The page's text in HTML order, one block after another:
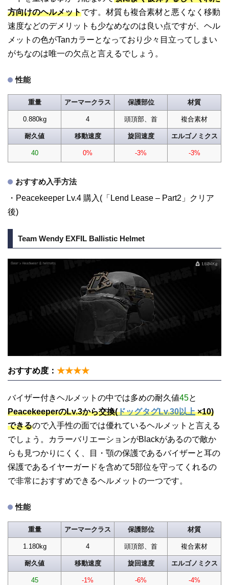
方向けのヘルメットです。材質も複合素材と悪くなく移動
速度などのデメリットも少なめなのは良い点ですが、ヘル
メットの色がTanカラーとなっており少々目立ってしまい
がちなのは唯一の欠点と言えるでしょう。
性能
重量 アーマークラス 保護部位 材質
0.880kg 4 頭頂部、首 複合素材
耐久値 移動速度 旋回速度 エルゴノミクス
40 0% -3% -3%
おすすめ入手方法
・Peacekeeper Lv.4 購入(「Lend Lease – Part2」クリア
後)
Team Wendy EXFIL Ballistic Helmet
おすすめ度： ★★★★
バイザー付きヘルメットの中では多めの耐久値45と
PeacekeeperのLv.3から交換(ドッグタグLv.30以上×10)
できるので入手性の面では優れているヘルメットと言える
でしょう。カラーバリエーションがBlackがあるので敵か
らも見つかりにくく、目・顎の保護であるバイザーと耳の
保護であるイヤーガードを含めて5部位を守ってくれるの
で非常におすすめできるヘルメットの一つです。
性能
重量 アーマークラス 保護部位 材質
1.180kg 4 頭頂部、首 複合素材
耐久値 移動速度 旋回速度 エルゴノミクス
45 -1% -6% -4%